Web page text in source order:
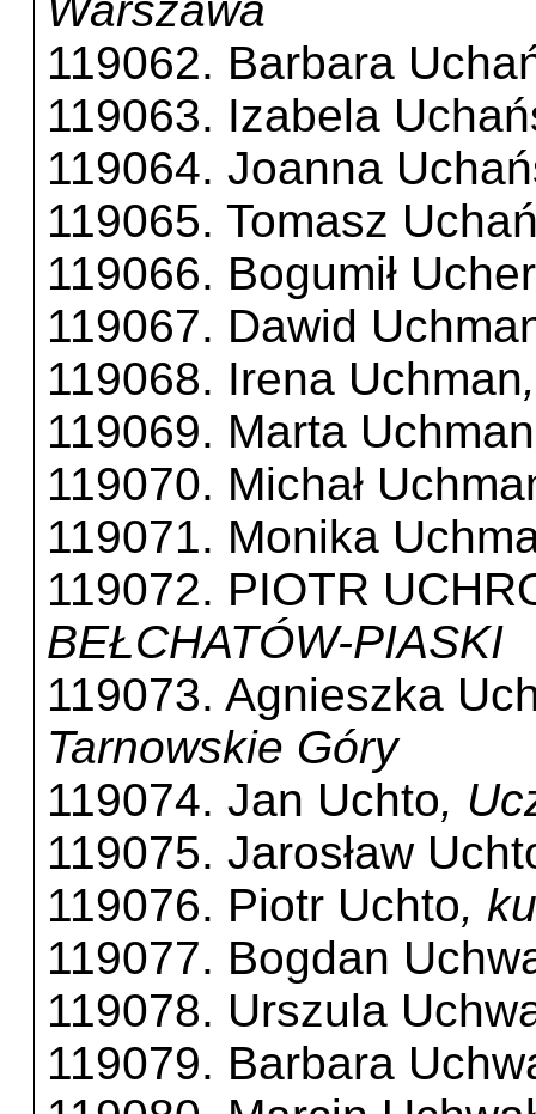
119062. Barbara
119063. Izabela
119064. Joanna
119065. Tomasz
119066. Bogumił
119067. Dawid
119068. Irena Uchman
119069. Marta Uchman
119070. Michał
119071. Monika
119072. PIOTR
BEŁCHATÓW-PIASKI
119073. Agnieszka
Tarnowskie Góry
119074. Jan Uchto,
119075. Jarosław
119076. Piotr Uchto,
119077. Bogdan
119078. Urszula
119079. Barbara